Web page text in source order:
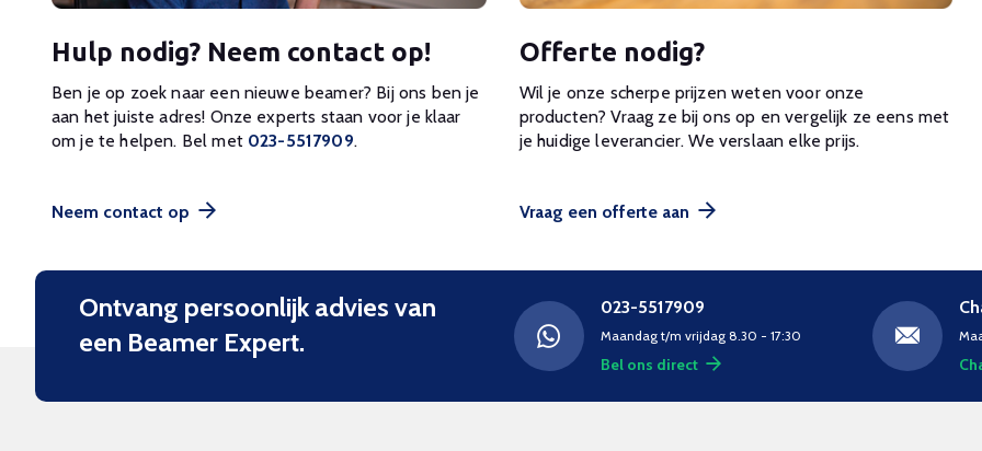
Hulp nodig? Neem contact op!
Ben je op zoek naar een nieuwe beamer? Bij ons ben je
aan het juiste adres! Onze experts staan voor je klaar
om je te helpen. Bel met 023-5517909.
Neem contact op
Offerte nodig?
Wil je onze scherpe prijzen weten voor onze
producten? Vraag ze bij ons op en vergelijk ze eens met
je huidige leverancier. We verslaan elke prijs.
Vraag een offerte aan
Ontvang persoonlijk advies van
een Beamer Expert.
023-5517909
Maandag t/m vrijdag 8.30 - 17:30
Bel ons direct